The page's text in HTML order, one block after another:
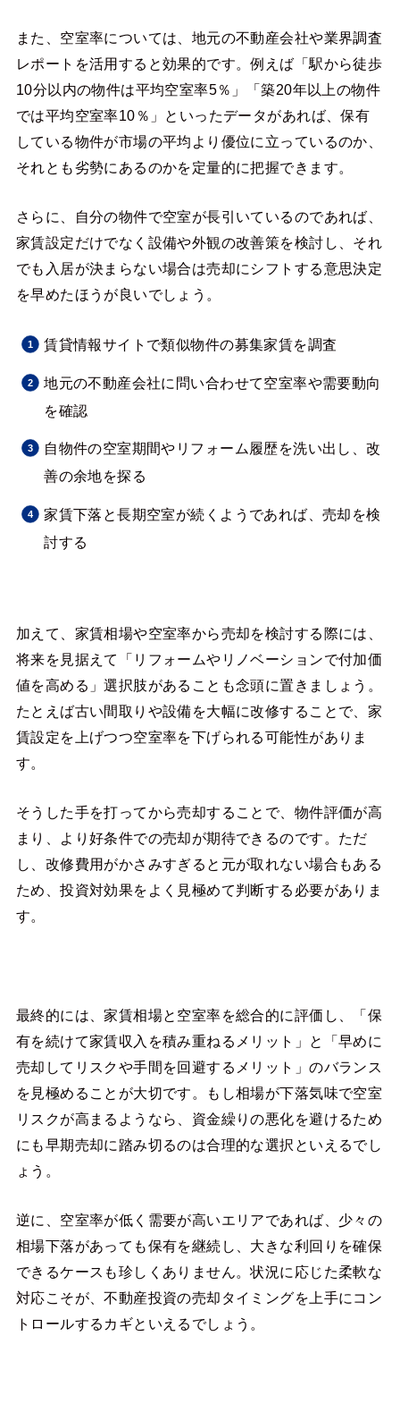
また、空室率については、地元の不動産会社や業界調査
レポートを活用すると効果的です。例えば「駅から徒歩
10分以内の物件は平均空室率5％」「築20年以上の物件
では平均空室率10％」といったデータがあれば、保有
している物件が市場の平均より優位に立っているのか、
それとも劣勢にあるのかを定量的に把握できます。
さらに、自分の物件で空室が長引いているのであれば、
家賃設定だけでなく設備や外観の改善策を検討し、それ
でも入居が決まらない場合は売却にシフトする意思決定
を早めたほうが良いでしょう。
賃貸情報サイトで類似物件の募集家賃を調査
地元の不動産会社に問い合わせて空室率や需要動向
を確認
自物件の空室期間やリフォーム履歴を洗い出し、改
善の余地を探る
家賃下落と長期空室が続くようであれば、売却を検
討する
加えて、家賃相場や空室率から売却を検討する際には、
将来を見据えて「リフォームやリノベーションで付加価
値を高める」選択肢があることも念頭に置きましょう。
たとえば古い間取りや設備を大幅に改修することで、家
賃設定を上げつつ空室率を下げられる可能性がありま
す。
そうした手を打ってから売却することで、物件評価が高
まり、より好条件での売却が期待できるのです。ただ
し、改修費用がかさみすぎると元が取れない場合もある
ため、投資対効果をよく見極めて判断する必要がありま
す。
最終的には、家賃相場と空室率を総合的に評価し、「保
有を続けて家賃収入を積み重ねるメリット」と「早めに
売却してリスクや手間を回避するメリット」のバランス
を見極めることが大切です。もし相場が下落気味で空室
リスクが高まるようなら、資金繰りの悪化を避けるため
にも早期売却に踏み切るのは合理的な選択といえるでし
ょう。
逆に、空室率が低く需要が高いエリアであれば、少々の
相場下落があっても保有を継続し、大きな利回りを確保
できるケースも珍しくありません。状況に応じた柔軟な
対応こそが、不動産投資の売却タイミングを上手にコン
トロールするカギといえるでしょう。